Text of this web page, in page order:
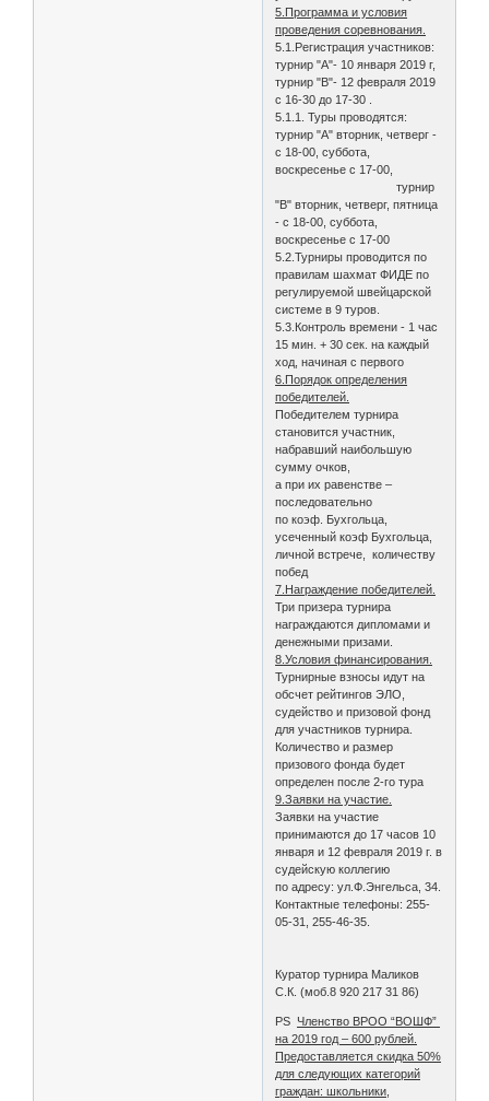
5.Программа и условия
проведения соревнования.
5.1.Регистрация участников:
турнир "А"- 10 января 2019 г,
турнир "В"- 12 февраля 2019
с 16-30 до 17-30 .
5.1.1. Туры проводятся:
турнир "А" вторник, четверг -
с 18-00, суббота,
воскресенье с 17-00,
турнир
"В" вторник, четверг, пятница
- с 18-00, суббота,
воскресенье с 17-00
5.2.Турниры проводится по
правилам шахмат ФИДЕ по
регулируемой швейцарской
системе в 9 туров.
5.3.Контроль времени - 1 час
15 мин. + 30 сек. на каждый
ход, начиная с первого
6.Порядок определения
победителей.
Победителем турнира
становится участник,
набравший наибольшую
сумму очков,
а при их равенстве –
последовательно
по коэф. Бухгольца,
усеченный коэф Бухгольца,
личной встрече, количеству
побед
7.Награждение победителей.
Три призера турнира
награждаются дипломами и
денежными призами.
8.Условия финансирования.
Турнирные взносы идут на
обсчет рейтингов ЭЛО,
судейство и призовой фонд
для участников турнира.
Количество и размер
призового фонда будет
определен после 2-го тура
9.Заявки на участие.
Заявки на участие
принимаются до 17 часов 10
января и 12 февраля 2019 г. в
судейскую коллегию
по адресу: ул.Ф.Энгельса, 34.
Контактные телефоны: 255-
05-31, 255-46-35.
Куратор турнира Маликов
С.К. (моб.8 920 217 31 86)
PSЧленство ВРОО “ВОШФ”
на 2019 год – 600 рублей.
Предоставляется скидка 50%
для следующих категорий
граждан: школьники,